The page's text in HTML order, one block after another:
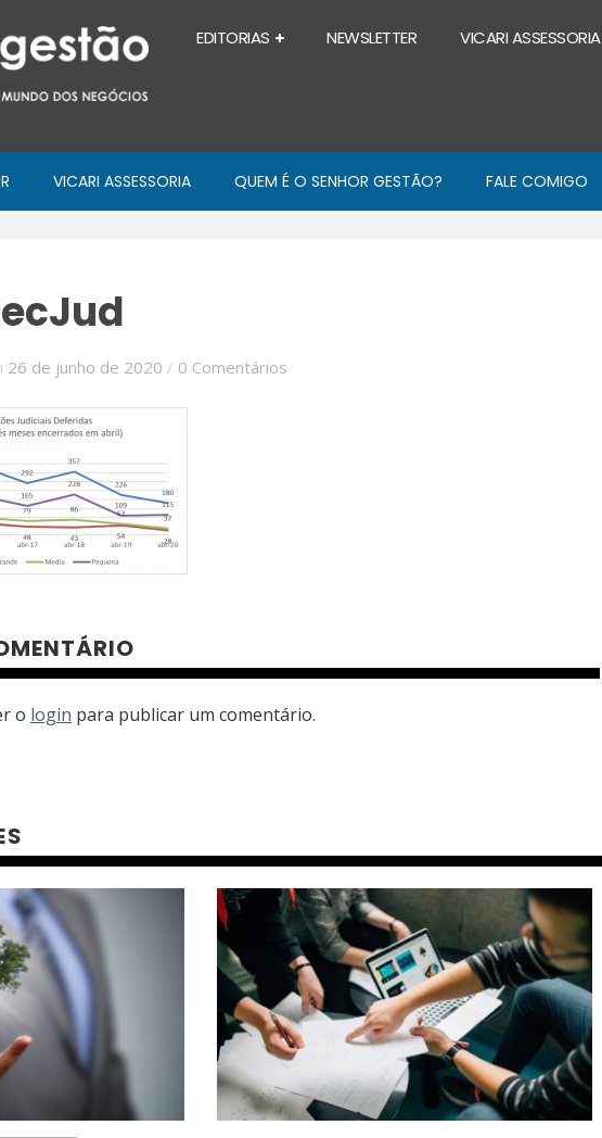
EDITORIAS NEWSLETTER VICARI ASSESSORIA
VICARI ASSESSORIA QUEM É O SENHOR GESTÃO? FALE COMIGO
26 de junho de 2020 / 0 Comentários
o login para publicar um comentário.